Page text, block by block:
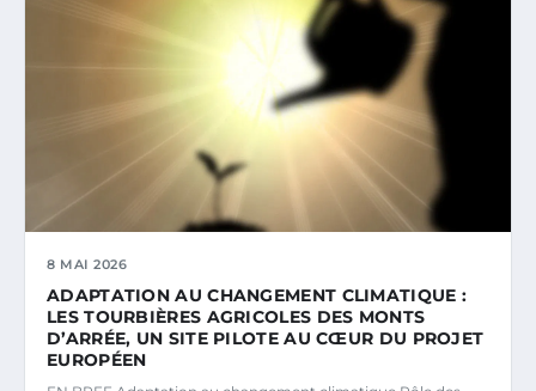
8 MAI 2026
ADAPTATION AU CHANGEMENT CLIMATIQUE :
LES TOURBIÈRES AGRICOLES DES MONTS
D’ARRÉE, UN SITE PILOTE AU CŒUR DU PROJET
EUROPÉEN